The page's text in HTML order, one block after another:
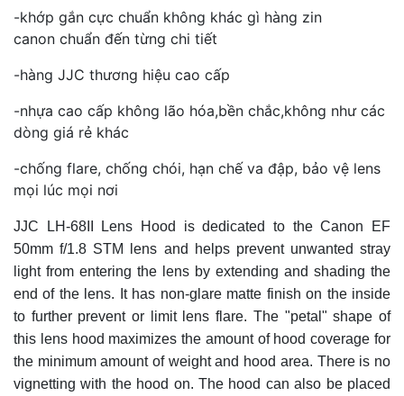
-khớp gắn cực chuẩn không khác gì hàng zin
canon chuẩn đến từng chi tiết
-hàng JJC thương hiệu cao cấp
-nhựa cao cấp không lão hóa,bền chắc,không như các
dòng giá rẻ khác
-chống flare, chống chói, hạn chế va đập, bảo vệ lens
mọi lúc mọi nơi
JJC LH-68II Lens Hood is dedicated to the Canon EF
50mm f/1.8 STM lens and helps prevent unwanted stray
light from entering the lens by extending and shading the
end of the lens. It has non-glare matte finish on the inside
to further prevent or limit lens flare. The "petal" shape of
this lens hood maximizes the amount of hood coverage for
the minimum amount of weight and hood area. There is no
vignetting with the hood on. The hood can also be placed